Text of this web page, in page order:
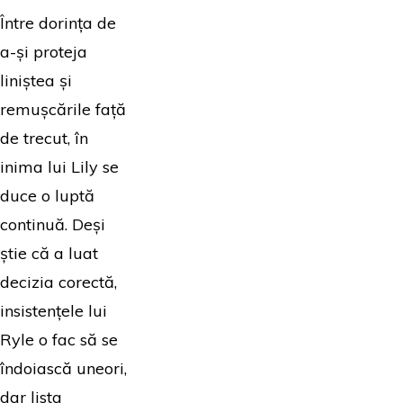
Între dorința de
a-și proteja
liniștea și
remușcările față
de trecut, în
inima lui Lily se
duce o luptă
continuă. Deși
știe că a luat
decizia corectă,
insistențele lui
Ryle o fac să se
îndoiască uneori,
dar lista